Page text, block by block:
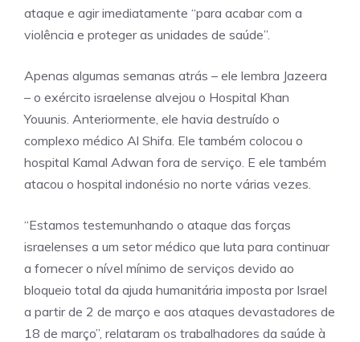
ataque e agir imediatamente “para acabar com a
violência e proteger as unidades de saúde”.
Apenas algumas semanas atrás – ele lembra Jazeera
– o exército israelense alvejou o Hospital Khan
Youunis. Anteriormente, ele havia destruído o
complexo médico Al Shifa. Ele também colocou o
hospital Kamal Adwan fora de serviço. E ele também
atacou o hospital indonésio no norte várias vezes.
“Estamos testemunhando o ataque das forças
israelenses a um setor médico que luta para continuar
a fornecer o nível mínimo de serviços devido ao
bloqueio total da ajuda humanitária imposta por Israel
a partir de 2 de março e aos ataques devastadores de
18 de março”, relataram os trabalhadores da saúde à